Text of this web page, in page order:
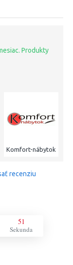
Produkty
Komfort-nábytok
recenziu
51
Sekunda